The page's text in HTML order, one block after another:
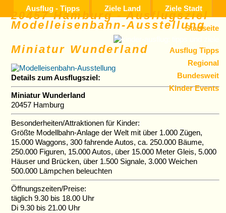
Ausflug - Tipps Ziele Land Ziele Stadt
Startseite
Ausflug Tipps
Regional
Bundesweit
Kinder Events
20457 Hamburg - Ausflugsziel
Modelleisenbahn-Ausstellung
Miniatur Wunderland
Details zum Ausflugsziel:
Miniatur Wunderland
20457 Hamburg
Besonderheiten/Attraktionen für Kinder:
Größte Modellbahn-Anlage der Welt mit über 1.000 Zügen,
15.000 Waggons, 300 fahrende Autos, ca. 250.000 Bäume,
250.000 Figuren, 15.000 Autos, über 15.000 Meter Gleis, 5.000
Häuser und Brücken, über 1.500 Signale, 3.000 Weichen
500.000 Lämpchen beleuchten
Öffnungszeiten/Preise:
täglich 9.30 bis 18.00 Uhr
Di 9.30 bis 21.00 Uhr